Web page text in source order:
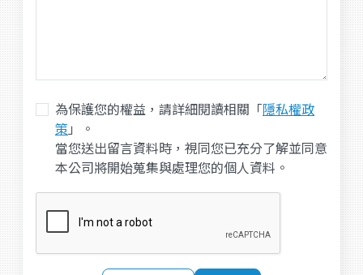
為保護您的權益，請詳細閱讀相關「隱私權政
策 」。
當您送出留言資料時，視同您已充分了解並同意
本公司將開始蒐集與處理您的個人資料。